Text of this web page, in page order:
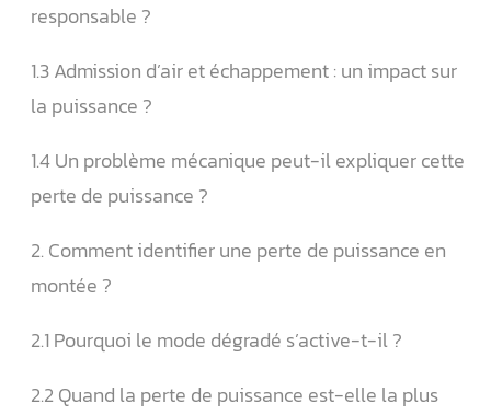
responsable ?
1.3 Admission d’air et échappement : un impact sur
la puissance ?
1.4 Un problème mécanique peut-il expliquer cette
perte de puissance ?
2. Comment identifier une perte de puissance en
montée ?
2.1 Pourquoi le mode dégradé s’active-t-il ?
2.2 Quand la perte de puissance est-elle la plus